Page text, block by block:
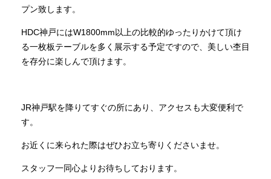
プン致します。
HDC神戸にはW1800mm以上の比較的ゆったりかけて頂け
る一枚板テーブルを多く展示する予定ですので、美しい杢目
を存分に楽しんで頂けます。
JR神戸駅を降りてすぐの所にあり、アクセスも大変便利で
す。
お近くに来られた際はぜひお立ち寄りくださいませ。
スタッフ一同心よりお待ちしております。